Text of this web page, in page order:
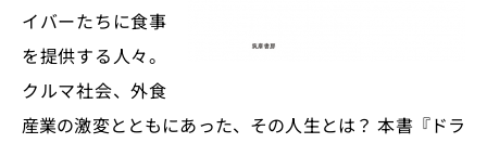
イバーたちに食事
を提供する人々。
クルマ社会、外食
産業の激変とともにあった、その人生とは？ 本書『ドラ